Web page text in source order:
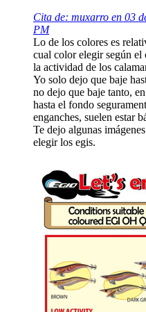
Cita de: muxarro en 03
PM
Lo de los colores es
cual color elegir según
la actividad de los
Yo solo dejo que baje
no dejo que baje tanto,
hasta el fondo
enganches, suelen estar
Te dejo algunas
elegir los egis.